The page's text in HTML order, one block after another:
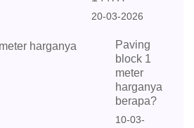
20-03-2026
Paving
block 1
meter
harganya
berapa?
10-03-